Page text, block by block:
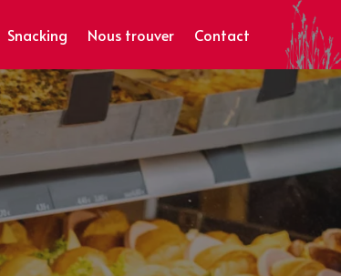
Snacking Nous trouver Contact